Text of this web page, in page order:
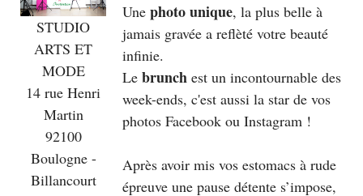
STUDIO
ARTS ET
MODE
14 rue Henri
Martin
92100
Boulogne -
Billancourt
Une photo unique, la plus belle à
jamais gravée a reflèté votre beauté
infinie.
Le brunch est un incontournable des
week-ends, c'est aussi la star de vos
photos Facebook ou Instagram !
Après avoir mis vos estomacs à rude
épreuve une pause détente s’impose,